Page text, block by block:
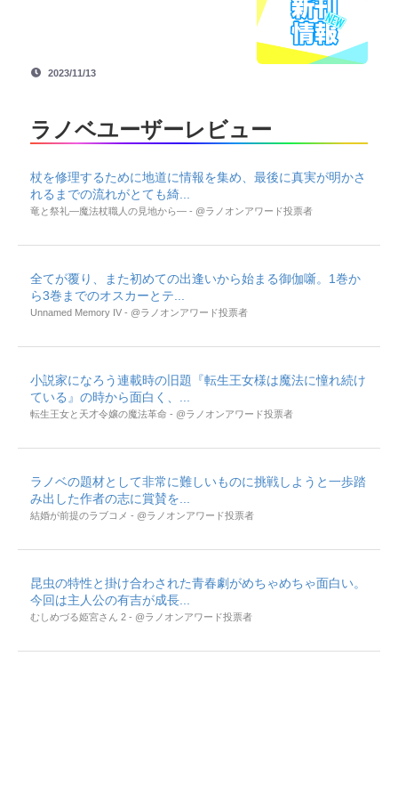
2023/11/13
ラノベユーザーレビュー
杖を修理するために地道に情報を集め、最後に真実が明かさ
れるまでの流れがとても綺...
竜と祭礼―魔法杖職人の見地から― - @ラノオンアワード投票者
全てが覆り、また初めての出逢いから始まる御伽噺。1巻か
ら3巻までのオスカーとテ...
Unnamed Memory IV - @ラノオンアワード投票者
小説家になろう連載時の旧題『転生王女様は魔法に憧れ続け
ている』の時から面白く、...
転生王女と天才令嬢の魔法革命 - @ラノオンアワード投票者
ラノベの題材として非常に難しいものに挑戦しようと一歩踏
み出した作者の志に賞賛を...
結婚が前提のラブコメ - @ラノオンアワード投票者
昆虫の特性と掛け合わされた青春劇がめちゃめちゃ面白い。
今回は主人公の有吉が成長...
むしめづる姫宮さん 2 - @ラノオンアワード投票者